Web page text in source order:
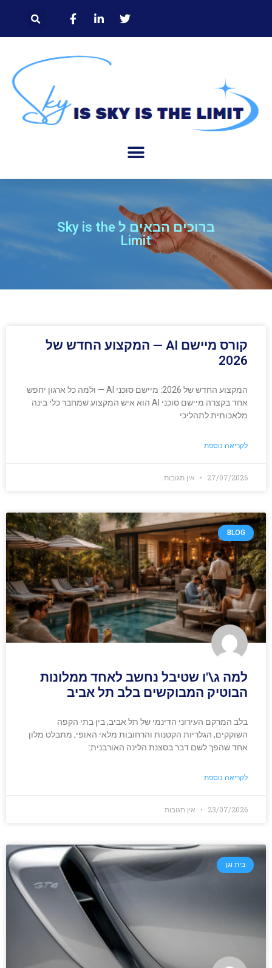
ברוכים הבאים ל Sky is the
Limit
קורס מיישם AI — המקצוע החדש של
2026
המקצוע החדש של 2026: מיישם סוכני AI — ולמה כל ארגון יחפש
אחד בקצרה מיישם סוכני AI הוא איש המקצוע שמחבר כלי בינה
מלאכותית לתהליכי
לקריאה נוספת
27/07/2026 אין תגובות
BLOG
למה ג\'ו שטיבל נחשב לאחד ממלונות
הבוטיק המבוקשים בלב תל אביב
בלב המרקם העירוני הדינמי של תל אביב, בין בתי הקפה
השוקקים, הגלריות הקטנות והרחובות מלאי האופי, מתבלט מלון
אחד שהפך לשם דבר בסצנת הלינה האורבנית:
לקריאה נוספת
23/07/2026 אין תגובות
בית וגן